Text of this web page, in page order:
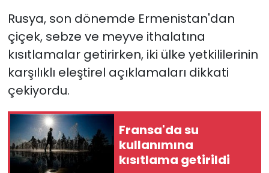
Rusya, son dönemde Ermenistan'dan
çiçek, sebze ve meyve ithalatına
kısıtlamalar getirirken, iki ülke yetkililerinin
karşılıklı eleştirel açıklamaları dikkati
çekiyordu.
Fransa'da su
kullanımına
kısıtlama getirildi
Yazarlar